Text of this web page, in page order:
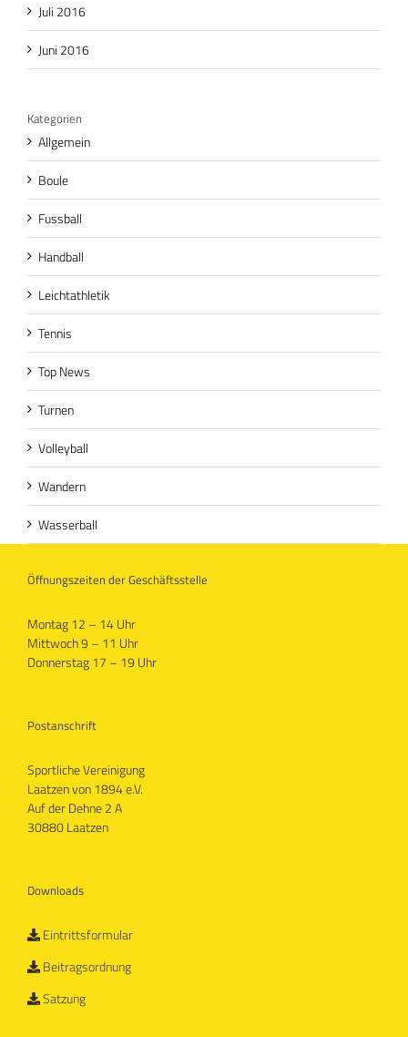
Juli 2016
Juni 2016
Kategorien
Allgemein
Boule
Fussball
Handball
Leichtathletik
Tennis
Top News
Turnen
Volleyball
Wandern
Wasserball
Öffnungszeiten der Geschäftsstelle
Montag 12 – 14 Uhr
Mittwoch 9 – 11 Uhr
Donnerstag 17 – 19 Uhr
Postanschrift
Sportliche Vereinigung
Laatzen von 1894 e.V.
Auf der Dehne 2 A
30880 Laatzen
Downloads
Eintrittsformular
Beitragsordnung
Satzung